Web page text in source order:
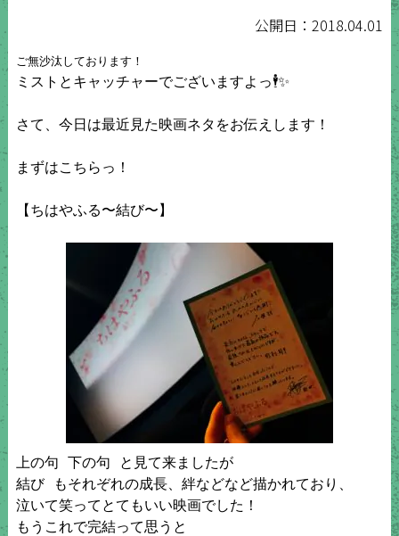
公開日：2018.04.01
ミストとキャッチャーでございますよっ🕴✨
さて、今日は最近見た映画ネタをお伝えします！
まずはこちらっ！
【ちはやふる〜結び〜】
上の句 下の句 と見て来ましたが
結び もそれぞれの成長、絆などなど描かれており、
泣いて笑ってとてもいい映画でした ！
もうこれで完結って思うと